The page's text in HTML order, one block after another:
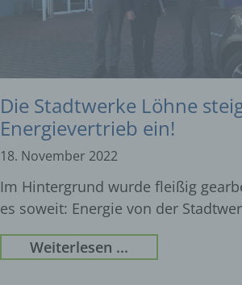
Die Stadtwerke Löhne
Energievertrieb ein!
18. November 2022
Im Hintergrund wurde fleißig
es soweit: Energie von der
Weiterlesen ...